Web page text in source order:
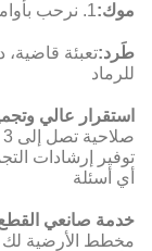
موك:1. نرحب بأوامر عينة. 2. يمكن أن تقبل نماذج مختلطة
طَرد:تعبئة قاضية،
للرماد
استقرار عالي
توفير إرشادات
أي أسئلة
خدمة صانعي القطع